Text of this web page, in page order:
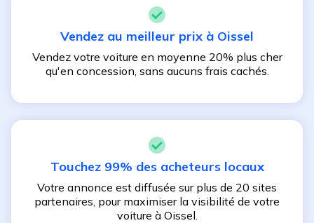
Vendez au meilleur prix à Oissel
Vendez votre voiture en moyenne 20% plus cher
qu'en concession, sans aucuns frais cachés.
Touchez 99% des acheteurs locaux
Votre annonce est diffusée sur plus de 20 sites
partenaires, pour maximiser la visibilité de votre
voiture à Oissel.